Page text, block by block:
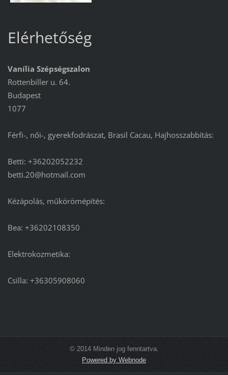
Elérhetőség
Vanília Szépségszalon
Rottenbiller u. 64.
Budapest
1077
Férfi-, női-, gyerekfodrászat, Brasil Cacau, Hajhosszabbítás:
Betti: +36202052232
betti.20@hotmail.com
Kézápolás, műkörömépítés:
Bea: +36202108350
Elektrokozmetika:
Csilla: +36305908060
© 2014 Minden jog fenntartva.
Powered by Webnode